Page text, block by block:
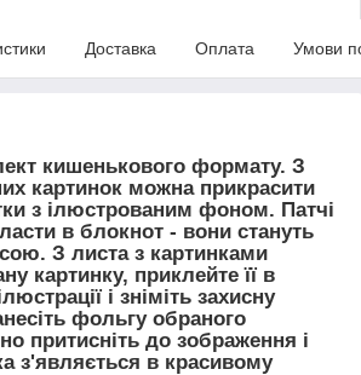
Доставка Оплата Умови
кишенькового формату. З
картинок можна прикрасити
з ілюстрованим фоном. Патчі
в блокнот - вони стануть
З листа з картинками
картинку, приклейте її в
і зніміть захисну
фольгу обраного
притисніть до зображення і
з'являється в красивому